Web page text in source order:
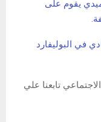
يقوم على
في البوليفارد
تابعنا علي